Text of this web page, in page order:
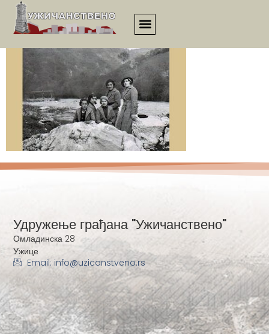
2518
Удружење грађана "Ужичанствено"
Омладинска 28
Ужице
Email: info@uzicanstveno.rs